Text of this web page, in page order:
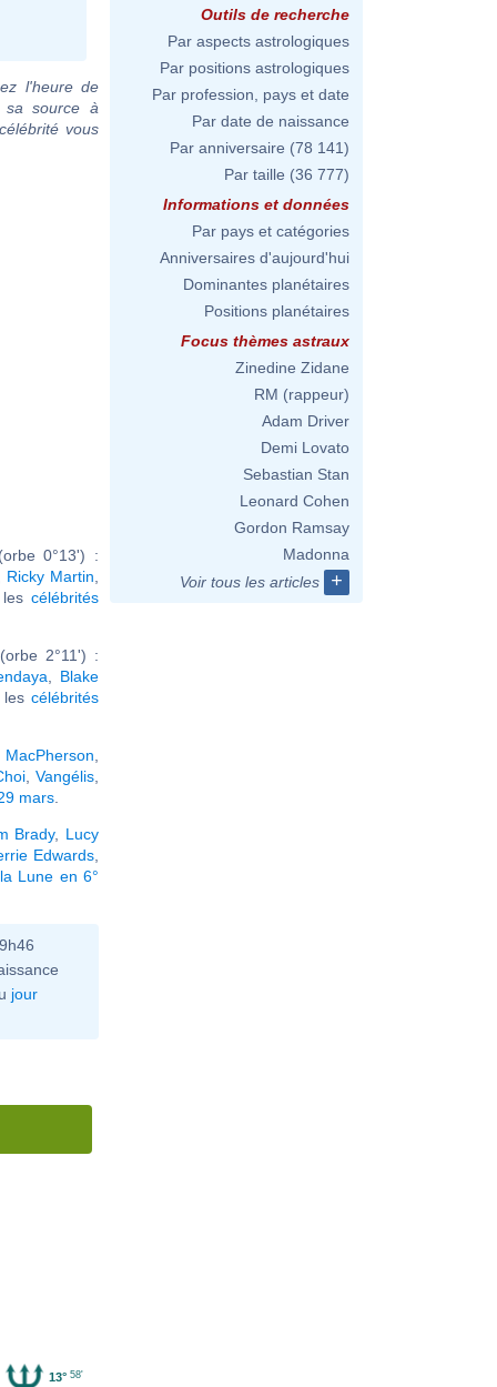
l'heure de
sa source à
vous
0°13') :
Ricky Martin
lescélébrités
2°11') :
Blake
les célébrités
MacPherson
,Vangélis
mars
Brady, Lucy
Edwards
Lune en 6°
jour
13° 58'
Outils de recherche
Par aspects astrologiques
Par positions astrologiques
Par profession, pays et date
Par date de naissance
Par anniversaire (78 141)
Par taille (36 777)
Informations et données
Par pays et catégories
Anniversaires d'aujourd'hui
Dominantes planétaires
Positions planétaires
Focus thèmes astraux
Zinedine Zidane
RM (rappeur)
Adam Driver
Demi Lovato
Sebastian Stan
Leonard Cohen
Gordon Ramsay
Madonna
Voir tous les articles
+